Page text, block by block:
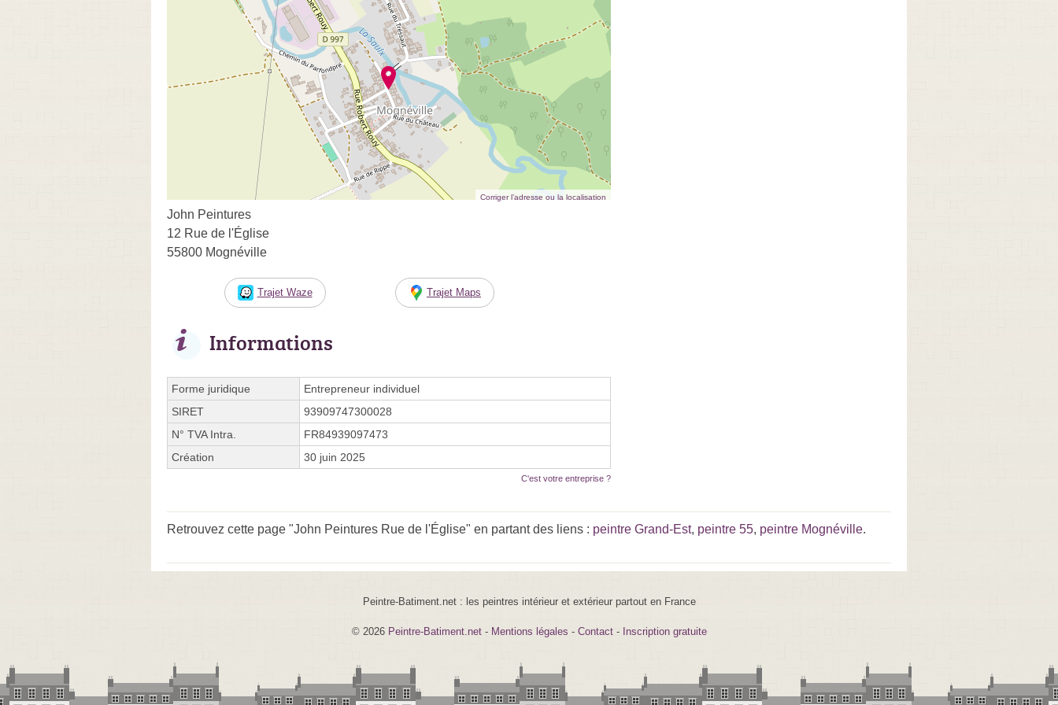
Corriger l’adresse ou la localisation
John Peintures
12 Rue de l'Église
55800 Mognéville
Trajet Waze Trajet Maps
Informations
Forme juridique
Entrepreneur individuel
SIRET
93909747300028
N° TVA Intra.
FR84939097473
Création
30 juin 2025
C'est votre entreprise ?
Retrouvez cette page "John Peintures Rue de l'Église" en partant des liens : peintre Grand-Est, peintre 55, peintre Mognéville.
Peintre-Batiment.net : les peintres intérieur et extérieur partout en France
© 2026 Peintre-Batiment.net - Mentions légales - Contact- Inscription gratuite